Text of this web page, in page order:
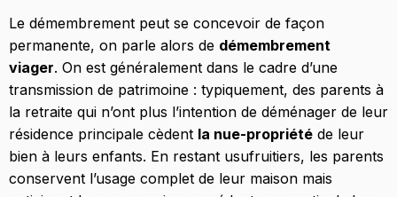
Le démembrement peut se concevoir de façon
permanente, on parle alors de démembrement
viager. On est généralement dans le cadre d’une
transmission de patrimoine : typiquement, des parents à
la retraite qui n’ont plus l’intention de déménager de leur
résidence principale cèdent la nue-propriété de leur
bien à leurs enfants. En restant usufruitiers, les parents
conservent l’usage complet de leur maison mais